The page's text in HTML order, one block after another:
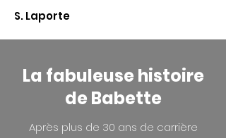
S. Laporte
La fabuleuse histoire
de Babette
Après plus de 30 ans de carrière